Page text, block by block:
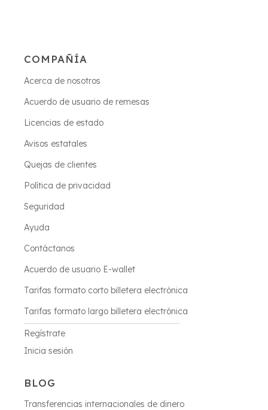
COMPAÑÍA
Acerca de nosotros
Acuerdo de usuario de remesas
Licencias de estado
Avisos estatales
Quejas de clientes
Política de privacidad
Seguridad
Ayuda
Contáctanos
Acuerdo de usuario E-wallet
Tarifas formato corto billetera electrónica
Tarifas formato largo billetera electrónica
Regístrate
Inicia sesión
BLOG
Transferencias internacionales de dinero